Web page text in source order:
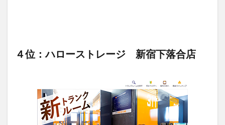
４位：ハローストレージ 新宿下落合店